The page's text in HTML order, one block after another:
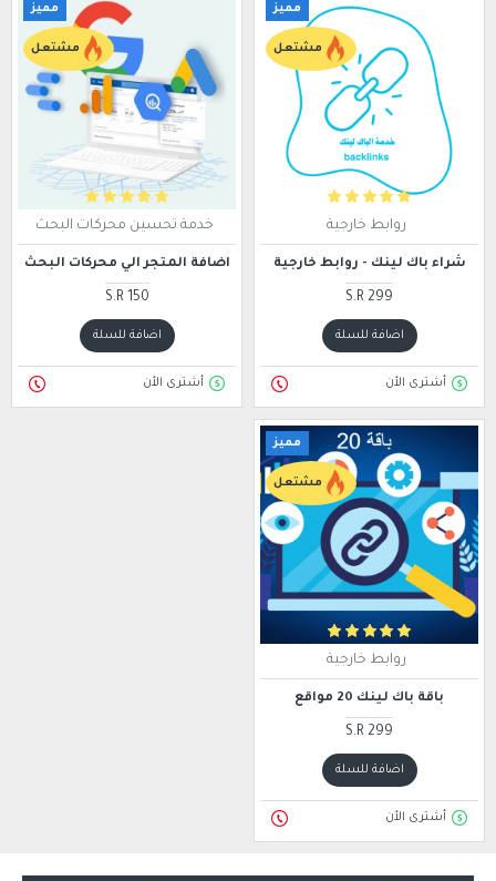
مميز
مشتعل
روابط خارجية
شراء باك لينك - روابط خارجية
S.R 299
اضافة للسلة
أشترى الأن
مميز
مشتعل
خدمة تحسين محركات البحث
اضافة المتجر الي محركات البحث
S.R 150
اضافة للسلة
أشترى الأن
مميز
مشتعل
روابط خارجية
باقة باك لينك 20 مواقع
S.R 299
اضافة للسلة
أشترى الأن